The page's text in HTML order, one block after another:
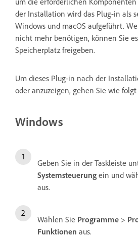
der Installation wird das Plug-in als
Windows und macOS aufgeführt.
nicht mehr benötigen, können Sie
Speicherplatz freigeben.
Um dieses Plug-in nach der
oder anzuzeigen, gehen Sie wie folgt
Windows
Geben Sie in der Taskleiste
Systemsteuerung ein und
aus.
Wählen Sie Programme >
Funktionen aus.